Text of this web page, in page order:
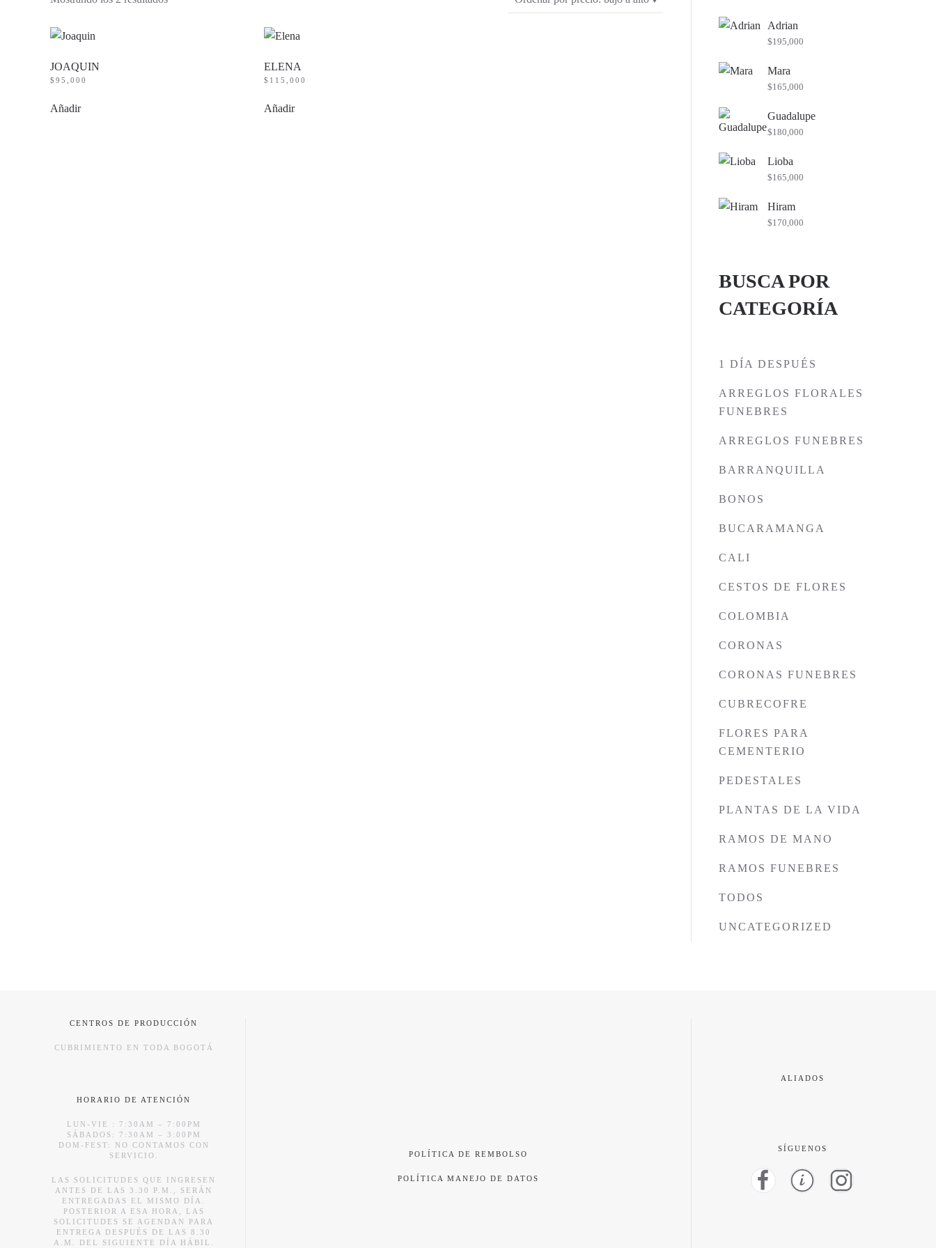
JOAQUIN
$ 95,000
Añadir
ELENA
$ 115,000
Añadir
Adrian
$195,000
Mara
$165,000
Guadalupe
$180,000
Lioba
$165,000
Hiram
$170,000
BUSCA POR
CATEGORÍA
1 DÍA DESPUÉS
ARREGLOS FLORALES
FUNEBRES
ARREGLOS FUNEBRES
BARRANQUILLA
BONOS
BUCARAMANGA
CALI
CESTOS DE FLORES
COLOMBIA
CORONAS
CORONAS FUNEBRES
CUBRECOFRE
FLORES PARA
CEMENTERIO
PEDESTALES
PLANTAS DE LA VIDA
RAMOS DE MANO
RAMOS FUNEBRES
TODOS
UNCATEGORIZED
CENTROS DE PRODUCCIÓN
CUBRIMIENTO EN TODA BOGOTÁ
HORARIO DE ATENCIÓN
LUN-VIE : 7:30AM – 7:00PM
SÁBADOS: 7:30AM – 3:00PM
DOM-FEST: NO CONTAMOS CON
SERVICIO.
LAS SOLICITUDES QUE INGRESEN
ANTES DE LAS 3.30 P.M., SERÁN
ENTREGADAS EL MISMO DÍA.
POSTERIOR A ESA HORA, LAS
SOLICITUDES SE AGENDAN PARA
ENTREGA DESPUÉS DE LAS 8.30
A.M. DEL SIGUIENTE DÍA HÁBIL.
POLÍTICA DE REMBOLSO
POLÍTICA MANEJO DE DATOS
ALIADOS
SÍGUENOS